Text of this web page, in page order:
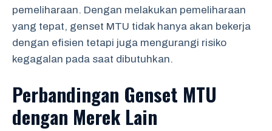
pemeliharaan. Dengan melakukan pemeliharaan
yang tepat, genset MTU tidak hanya akan bekerja
dengan efisien tetapi juga mengurangi risiko
kegagalan pada saat dibutuhkan.
Perbandingan Genset MTU
dengan Merek Lain